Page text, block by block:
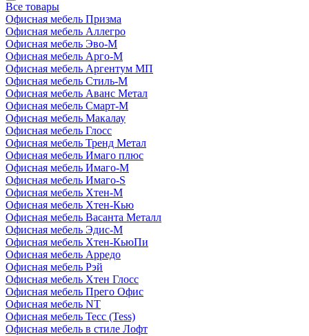
Все товары
Офисная мебель Призма
Офисная мебель Аллегро
Офисная мебель Эво-M
Офисная мебель Арго-М
Офисная мебель Аргентум МП
Офисная мебель Стиль-М
Офисная мебель Аванс Метал
Офисная мебель Смарт-М
Офисная мебель Макалау
Офисная мебель Глосс
Офисная мебель Тренд Метал
Офисная мебель Имаго плюс
Офисная мебель Имаго-М
Офисная мебель Имаго-S
Офисная мебель Хтен-M
Офисная мебель Хтен-Кью
Офисная мебель Васанта Металл
Офисная мебель Эдис-M
Офисная мебель Хтен-КьюПи
Офисная мебель Арредо
Офисная мебель Рэй
Офисная мебель Хтен Глосс
Офисная мебель Прего Офис
Офисная мебель NT
Офисная мебель Тесс (Tess)
Офисная мебель в стиле Лофт